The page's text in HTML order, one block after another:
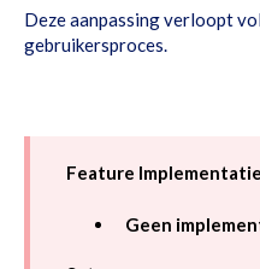
Deze aanpassing verloopt
gebruikersproces.
Feature
Geen